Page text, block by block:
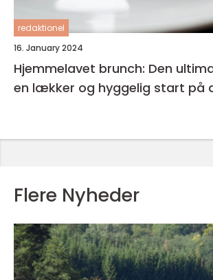
redaktionel
16. January 2024
Hjemmelavet brunch: Den
en lækker og hyggelig start på
Flere Nyheder